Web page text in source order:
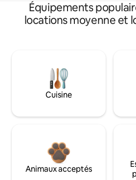
Équipements
locations moyenne et
Cuisine
Animaux acceptés